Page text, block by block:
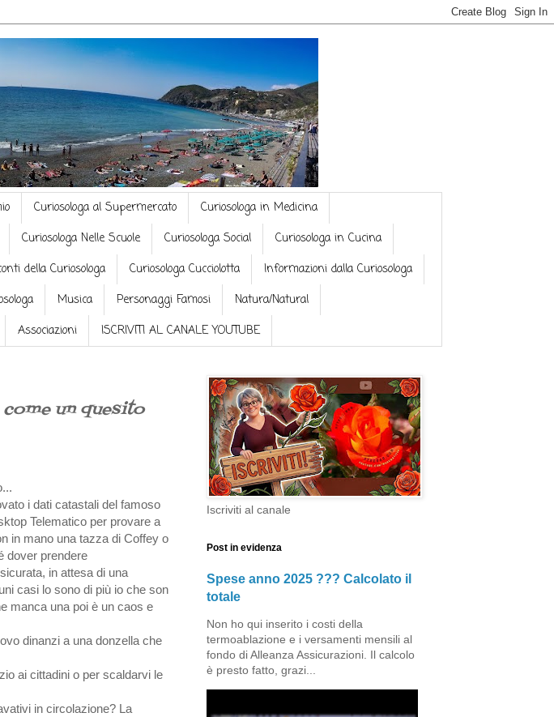
Curiosologa al Supermercato
Curiosologa in Medicina
Curiosologa Nelle Scuole Curiosologa Social
Curiosologa in Cucina
della Curiosologa Curiosologa Cucciolotta
Informazioni dalla Curiosologa
Musica Personaggi Famosi
Natura/Natural
Associazioni ISCRIVITI AL CANALE YOUTUBE
un quesito
i dati catastali del famoso
Telematico per provare a
in mano una tazza di Coffey o
dover prendere
in attesa di una
casi lo sono di più io che son
manca una poi è un caos e
dinanzi a una donzella che
ai cittadini o per scaldarvi le
in circolazione? La
Iscriviti al canale
Post in evidenza
Spese anno 2025 ??? Calcolato il
totale
Non ho qui inserito i costi della
termoablazione e i versamenti mensili al
fondo di Alleanza Assicurazioni. Il calcolo
è presto fatto, grazi...